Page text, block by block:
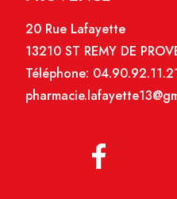
20 Rue Lafayette
13210 ST REMY DE
Téléphone: